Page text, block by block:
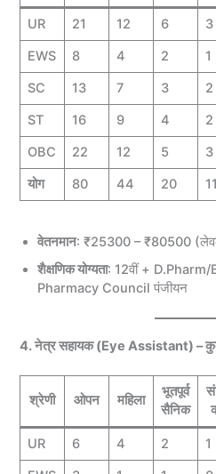
UR 21 12 6 3
EWS
8 4 2 1
SC
13 7 3 2
ST
16 9 4 2
OBC
22 12 5 3
योग
80 44 20 11
वेतनमान: ₹25300 – ₹80500
शैक्षणिक योग्यता: 12वीं +
Pharmacy Council पंजीयन
4. नेत्र सहायक (Eye Assistant) –
श्रेणी ओपन महिला
भूतपूर्व
सैनिक
UR 6 4 2 1